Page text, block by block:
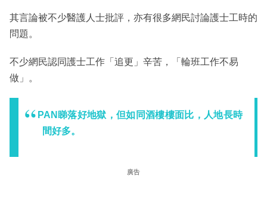
其言論被不少醫護人士批評，亦有很多網民討論護士工時的
問題。
不少網民認同護士工作「追更」辛苦，「輪班工作不易
做」。
PAN睇落好地獄，但如同酒樓樓面比，人地長時
間好多。
廣告